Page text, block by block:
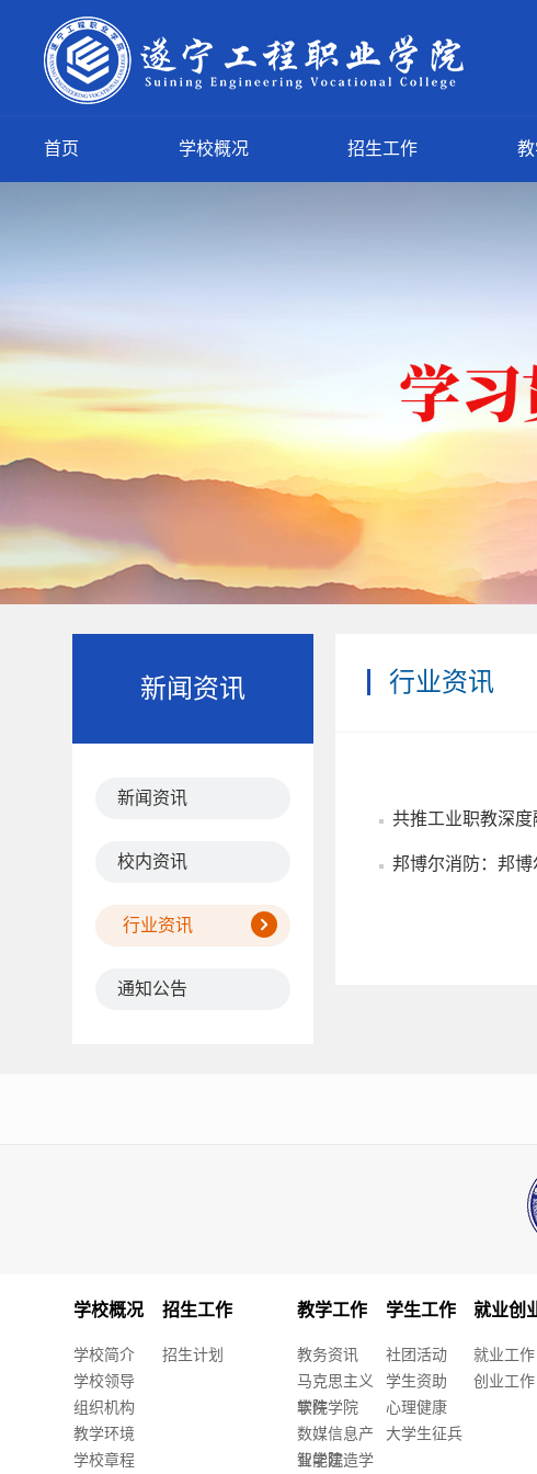
首页 学校概况 招生工作
新闻资讯
新闻资讯
校内资讯
行业资讯
通知公告
行业资讯
共推工业职教深
邦博尔消防：邦
学校概况
学校简介
学校领导
组织机构
教学环境
学校章程
招生工作
招生计划
教学工作
教务资讯
马克思主义
学院
软件学院
数媒信息产
业学院
智能建造学
学生工作
社团活动
学生资助
心理健康
大学生征兵
就业创
就业工作
创业工作